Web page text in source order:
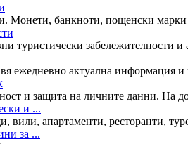
Монети, банкноти, пощенски марки
туристически забележителности и
ежедневно актуална информация и
и защита на личните данни. На
и ...
вили, апартаменти, ресторанти,
за ...